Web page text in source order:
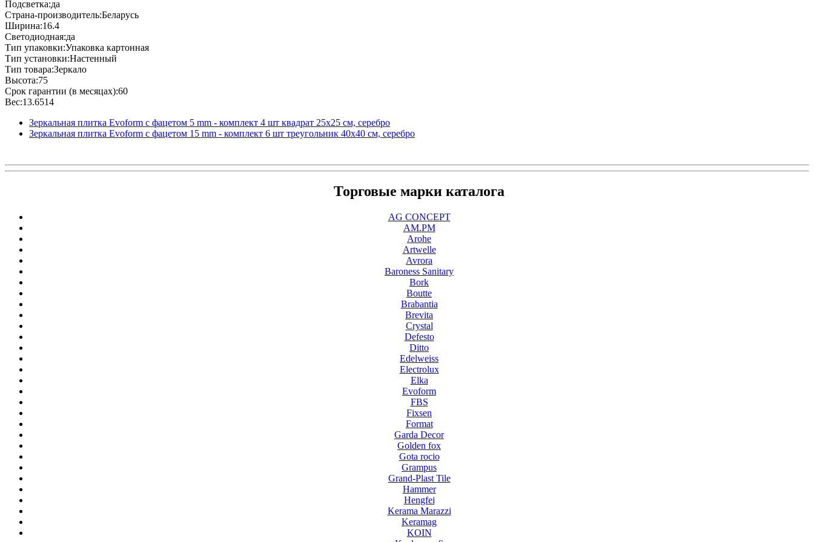
Подсветка:да
Страна-производитель:Беларусь
Ширина:16.4
Светодиодная:да
Тип упаковки:Упаковка картонная
Тип установки:Настенный
Тип товара:Зеркало
Высота:75
Срок гарантии (в месяцах):60
Вес:13.6514
Зеркальная плитка Evoform с фацетом 5 mm - комплект 4 шт квадрат 25х25 см, серебро
Зеркальная плитка Evoform с фацетом 15 mm - комплект 6 шт треугольник 40х40 см, серебро
Торговые марки каталога
AG CONCEPT
AM.PM
Arohe
Artwelle
Avrora
Baroness Sanitary
Bork
Boutte
Brabantia
Brevita
Crystal
Defesto
Ditto
Edelweiss
Electrolux
Elka
Evoform
FBS
Fixsen
Format
Garda Decor
Golden fox
Gota rocio
Grampus
Grand-Plast Tile
Hammer
Hengfei
Kerama Marazzi
Keramag
KOIN